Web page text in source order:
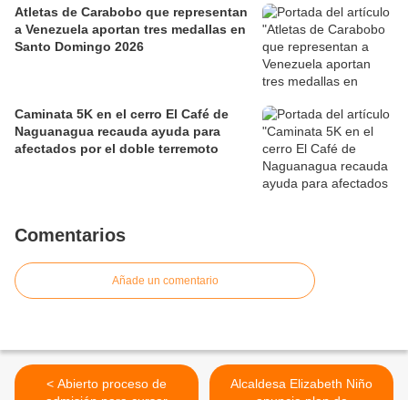
Atletas de Carabobo que representan
a Venezuela aportan tres medallas en
Santo Domingo 2026
Caminata 5K en el cerro El Café de
Naguanagua recauda ayuda para
afectados por el doble terremoto
Comentarios
Añade un comentario
< Abierto proceso de
Alcaldesa Elizabeth Niño